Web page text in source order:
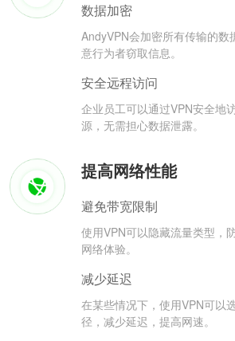
数据加密
AndyVPN会加密所有传输的数
意行为者窃取信息。
安全远程访问
企业员工可以通过VPN安全地
源，无需担心数据泄露。
提高网络性能
避免带宽限制
使用VPN可以隐藏流量类型，
网络体验。
减少延迟
在某些情况下，使用VPN可以
径，减少延迟，提高网速。